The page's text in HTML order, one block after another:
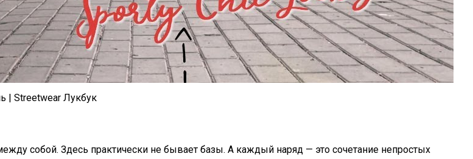
Streetwear Лукбук
собой. Здесь практически не бывает базы. А каждый наряд — это сочетание непростых